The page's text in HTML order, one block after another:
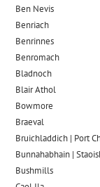
Ben Nevis
Benriach
Benrinnes
Benromach
Bladnoch
Blair Athol
Bowmore
Braeval
Bruichladdich | Port
Bunnahabhain |
Bushmills